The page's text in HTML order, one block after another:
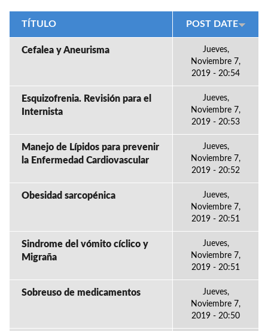
TÍTULO POST DATE
Cefalea y Aneurisma
Jueves,
Noviembre 7,
2019 - 20:54
Esquizofrenia. Revisión para el
Internista
Jueves,
Noviembre 7,
2019 - 20:53
Manejo de Lípidos para prevenir
la Enfermedad Cardiovascular
Jueves,
Noviembre 7,
2019 - 20:52
Obesidad sarcopénica
Jueves,
Noviembre 7,
2019 - 20:51
Sindrome del vómito cíclico y
Migraña
Jueves,
Noviembre 7,
2019 - 20:51
Sobreuso de medicamentos
Jueves,
Noviembre 7,
2019 - 20:50